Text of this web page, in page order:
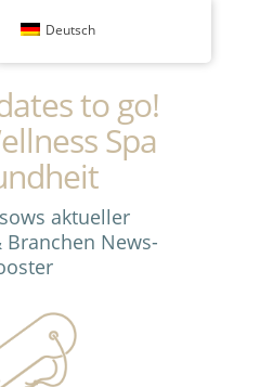
to go!
Spa
aktueller
News-
Deutsch